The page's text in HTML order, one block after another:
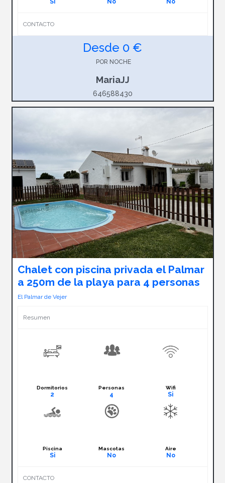
CONTACTO
Desde 0 €
POR NOCHE
MariaJJ
646588430
Chalet con piscina privada el Palmar
a 250m de la playa para 4 personas
El Palmar de Vejer
Resumen
Dormitorios
2
Personas
4
Wifi
Si
Piscina
Si
Mascotas
No
Aire
No
CONTACTO